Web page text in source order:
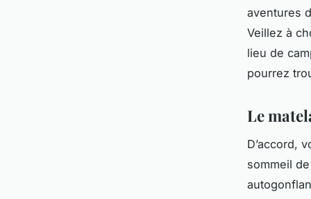
aventures
Veillez à
lieu de
pourrez
Le
D’accord,
sommeil